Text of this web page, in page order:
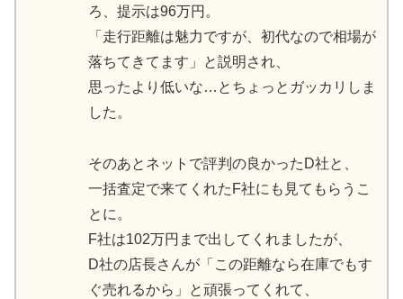
ろ、提示は96万円。
「走行距離は魅力ですが、初代なので相場が
落ちてきてます」と説明され、
思ったより低いな…とちょっとガッカリしま
した。
そのあとネットで評判の良かったD社と、
一括査定で来てくれたF社にも見てもらうこ
とに。
F社は102万円まで出してくれましたが、
D社の店長さんが「この距離なら在庫でもす
ぐ売れるから」と頑張ってくれて、